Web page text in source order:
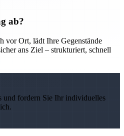
ab?
vor Ort, lädt Ihre Gegenstände
ans Ziel – strukturiert, schnell
und fordern Sie Ihr individuelles